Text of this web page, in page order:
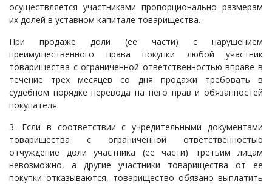
осуществляется участниками пропорционально размерам
их долей в уставном капитале товарищества.
При продаже доли (ее части) с нарушением
преимущественного права покупки любой участник
товарищества с ограниченной ответственностью вправе в
течение трех месяцев со дня продажи требовать в
судебном порядке перевода на него прав и обязанностей
покупателя.
3. Если в соответствии с учредительными документами
товарищества с ограниченной ответственностью
отчуждение доли участника (ее части) третьим лицам
невозможно, а другие участники товарищества от ее
покупки отказываются, товарищество обязано выплатить